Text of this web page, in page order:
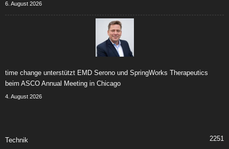
6. August 2026
time change unterstützt EMD Serono und SpringWorks Therapeutics
beim ASCO Annual Meeting in Chicago
4. August 2026
Technik 2251